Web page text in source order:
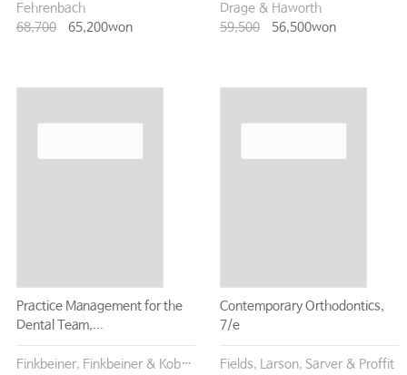
Fehrenbach
68,700
65,200won
Drage & Haworth
59,500
56,500won
Practice Management for the
Dental Team,...
Finkbeiner, Finkbeiner & Koberna
Contemporary Orthodontics,
7/e
Fields, Larson, Sarver & Proffit